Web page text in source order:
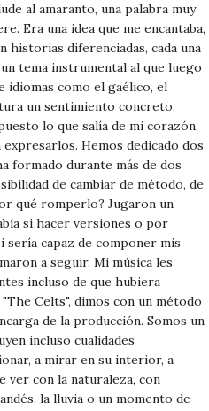
al amaranto, una palabra muy
Era una idea que me encantaba,
historias diferenciadas, cada una
tema instrumental al que luego
idiomas como el gaélico, el
un sentimiento concreto.
lo que salía de mi corazón,
Hemos dedicado dos
formado durante más de dos
de cambiar de método, de
qué romperlo? Jugaron un
si hacer versiones o por
sería capaz de componer mis
a seguir. Mi música les
incluso de que hubiera
Celts", dimos con un método
de la producción. Somos un
incluso cualidades
a mirar en su interior, a
ver con la naturaleza, con
la lluvia o un momento de